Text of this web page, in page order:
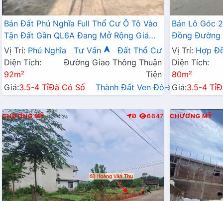
Bán Đất Phú Nghĩa Full Thổ Cư Ô Tô Vào
Tận Đất Gần QL6A Đang Mở Rộng Giá
Chỉ Vài Tỷ
Vị Trí: Phú Nghĩa Tư Vấn
Đất Thổ Cư
Diện Tích:
92m²
Đường Giao Thông Thuận
Tiện
Giá:3.5-4 TỉĐã Có Sổ Thành Đất Ven Đô→
Bán Lô Góc
Đồng Đường
Hành Chính
Vị Trí: Hợp
Diện Tích:
80m²
Giá:3.5-4 Tỉ
CHƯƠNG MỸ Đ 6647 CHƯƠNG MỸ